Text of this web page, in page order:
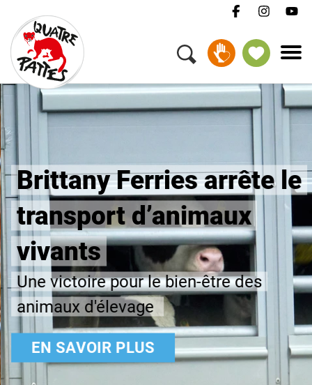
Brittany Ferries arrête le
transport d’animaux
vivants
Une victoire pour le bien-être des
animaux d'élevage
EN SAVOIR PLUS